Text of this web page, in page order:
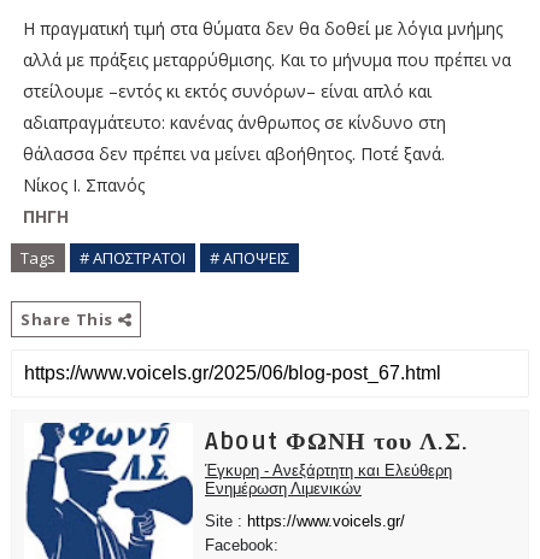
Η πραγματική τιμή στα θύματα δεν θα δοθεί με λόγια μνήμης
αλλά με πράξεις μεταρρύθμισης. Και το μήνυμα που πρέπει να
στείλουμε –εντός κι εκτός συνόρων– είναι απλό και
αδιαπραγμάτευτο: κανένας άνθρωπος σε κίνδυνο στη
θάλασσα δεν πρέπει να μείνει αβοήθητος. Ποτέ ξανά.
Νίκος Ι. Σπανός
ΠΗΓΗ
Tags # ΑΠΟΣΤΡΑΤΟΙ # ΑΠΟΨΕΙΣ
Share This
About ΦΩΝΗ του Λ.Σ.
Έγκυρη - Ανεξάρτητη και Ελεύθερη
Ενημέρωση Λιμενικών
Site : https://www.voicels.gr/
Facebook: